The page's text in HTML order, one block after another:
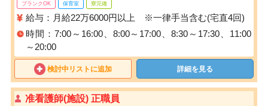
ブランクOK 保育室 寮完備
給与：月給22万6000円以上 ※一律手当含む(宅直4回)
時間：7:00～16:00、8:00～17:00、8:30～17:30、11:00
～20:00
検討中リストに追加 詳細を見る
准看護師(施設) 正職員